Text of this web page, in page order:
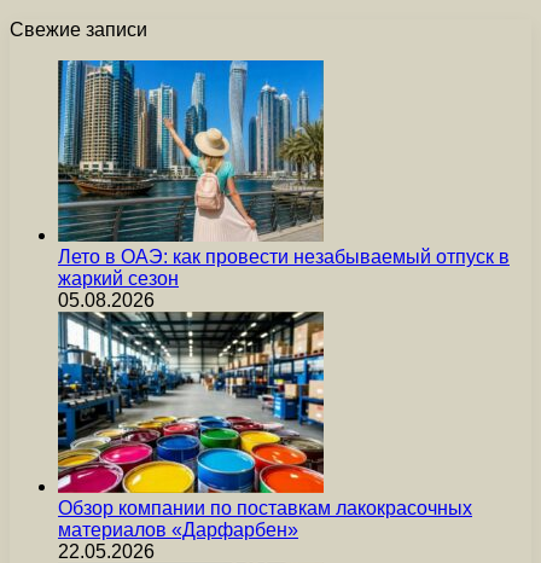
Свежие записи
Лето в ОАЭ: как провести незабываемый отпуск в
жаркий сезон
05.08.2026
Обзор компании по поставкам лакокрасочных
материалов «Дарфарбен»
22.05.2026